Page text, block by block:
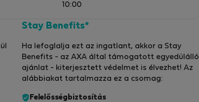
10:00
Stay Benefits*
Ha lefoglalja ezt az ingatlant, akkor a Stay
Benefits - az AXA által támogatott egyedülálló
ajánlat - kiterjesztett védelmet is élvezhet! Az
alábbiakat tartalmazza ez a csomag:
Felelősségbiztosítás